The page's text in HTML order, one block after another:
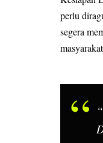
perlu
segera